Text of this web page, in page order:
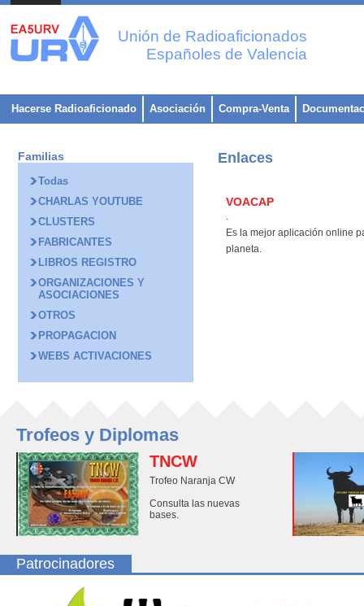
Unión de Radioaficionados
Españoles de Valencia
Hacerse Radioaficionado Asociación Compra-Venta
Enlaces
VOACAP
.
Es la mejor aplicación online
planeta.
Familias
Todas
CHARLAS YOUTUBE
CLUSTERS
FABRICANTES
LIBROS REGISTRO
ORGANIZACIONES Y
ASOCIACIONES
OTROS
PROPAGACION
WEBS ACTIVACIONES
Trofeos y Diplomas
TNCW
Trofeo Naranja CW
Consulta las nuevas
bases.
Patrocinadores